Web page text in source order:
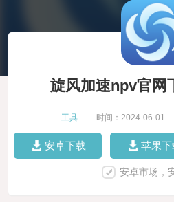
旋风加速npv官网
工具 时间：2024-06-01
安卓下载 苹果下
安卓市场，